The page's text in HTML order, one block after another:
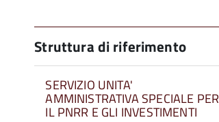
Struttura di riferimento
SERVIZIO UNITA'
AMMINISTRATIVA SPECIALE PER
IL PNRR E GLI INVESTIMENTI